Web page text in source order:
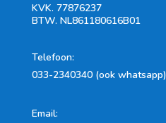
KVK. 77876237
BTW. NL861180616B01
Telefoon:
033-2340340 (ook whatsapp)
Email: